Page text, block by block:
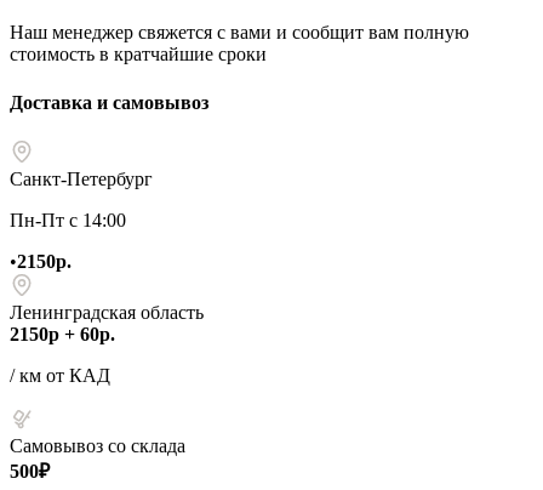
Наш менеджер свяжется с вами и сообщит вам полную
стоимость в кратчайшие сроки
Доставка и самовывоз
Санкт-Петербург
Пн-Пт с 14:00
•2150р.
Ленинградская область
2150р + 60р.
/ км от КАД
Самовывоз со склада
500₽